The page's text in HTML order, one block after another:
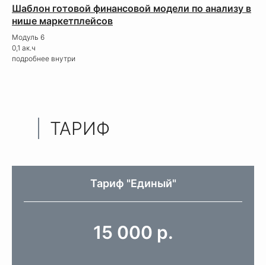
Шаблон готовой финансовой модели по анализу в
нише маркетплейсов
Модуль 6
0,1 ак.ч
подробнее внутри
ТАРИФ
Тариф "Единый"
15 000 р.